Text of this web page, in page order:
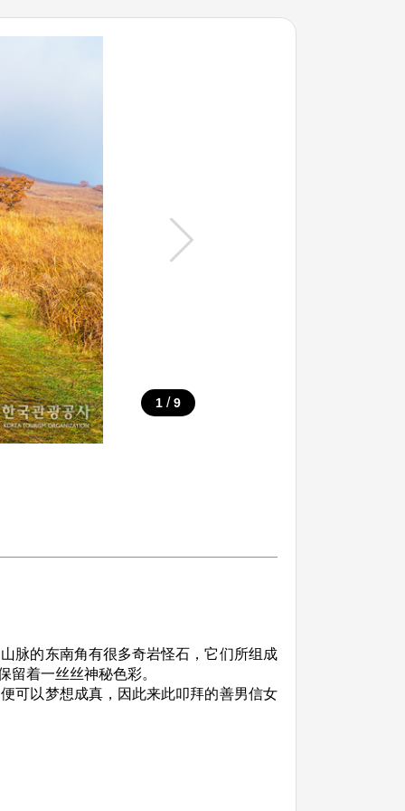
1 / 9
脉的东南角有很多奇岩怪石，它们所组成
着一丝丝神秘色彩。
可以梦想成真，因此来此叩拜的善男信女